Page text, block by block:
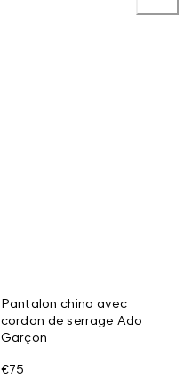
Pantalon chino avec
cordon de serrage Ado
Garçon
€75